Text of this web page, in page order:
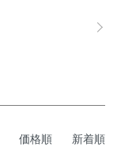
価格順 新着順